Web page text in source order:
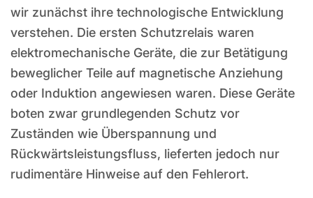
wir zunächst ihre technologische Entwicklung
verstehen. Die ersten Schutzrelais waren
elektromechanische Geräte, die zur Betätigung
beweglicher Teile auf magnetische Anziehung
oder Induktion angewiesen waren. Diese Geräte
boten zwar grundlegenden Schutz vor
Zuständen wie Überspannung und
Rückwärtsleistungsfluss, lieferten jedoch nur
rudimentäre Hinweise auf den Fehlerort.